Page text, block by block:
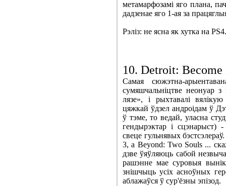
метамарфозамі яго плана,
дадзенае яго 1-ая за
Рэліз: не ясна як хутка на PS4.
10. Detroit: Become
Самая сюжэтна-
сумяшчальніцтве неонуар
лязе», і рыхтавалі
цяжкай ўдзел андроідам ў
ў тэме, то ведай, уласна
гендырэктар і сцэнарыст)
свеце гульнявых
3, а Beyond: Two Souls ...
дзве ўяўляюць сабой
рашэнне мае суровыя
знішчыць усіх асноўных
аблажаўся ў сур'ёзны эпізод.